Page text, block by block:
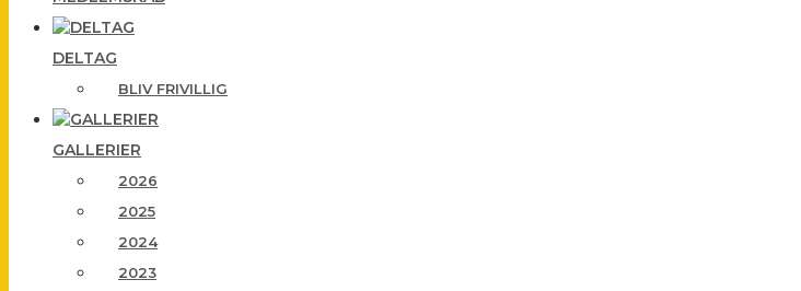
DELTAG
BLIV FRIVILLIG
GALLERIER
2026
2025
2024
2023